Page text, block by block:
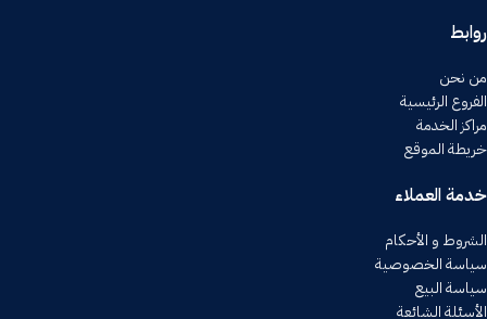
روابط
من نحن
الفروع الرئيسية
مراكز الخدمة
خريطة الموقع
خدمة العملاء
الشروط و الأحكام
سياسة الخصوصية
سياسة البيع
الأسئلة الشائعة